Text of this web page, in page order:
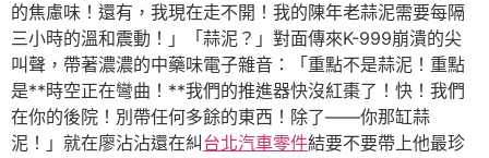
的焦慮味！還有，我現在走不開！我的陳年老蒜泥需要每隔
三小時的溫和震動！」「蒜泥？」對面傳來K-999崩潰的尖
叫聲，帶著濃濃的中藥味電子雜音：「重點不是蒜泥！重點
是**時空正在彎曲！**我們的推進器快沒紅棗了！快！我們
在你的後院！別帶任何多餘的東西！除了——你那缸蒜
泥！」就在廖沾沾還在糾 台北汽車零件結要不要帶上他最珍